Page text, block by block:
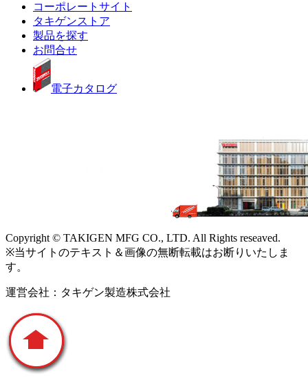
コーポレートサイト
タキゲンストア
製品を探す
お問合せ
電子カタログ
Copyright © TAKIGEN MFG CO., LTD. All Rights reseaved.
※当サイトのテキスト＆画像の無断転載はお断りいたしま
す。
運営会社：タキゲン製造株式会社